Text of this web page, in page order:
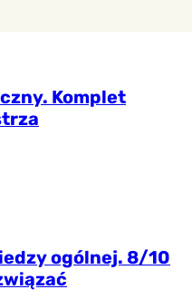
Komplet
ogólnej. 8/10